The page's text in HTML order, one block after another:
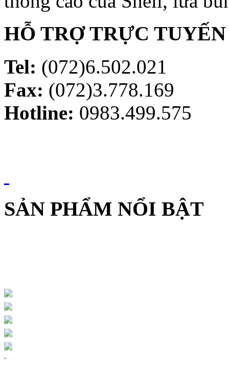
HỖ TRỢ TRỰC TUYẾN
Tel: (072)6.502.021
Fax: (072)3.778.169
Hotline: 0983.499.575
SẢN PHẨM NỔI BẬT